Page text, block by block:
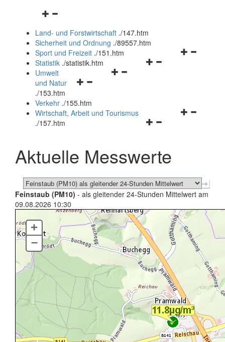
Navigationsmenü
und
schließen
Land- und Forstwirtschaft ./147.htm
Sicherheit und Ordnung ./89557.htm
Navigationsmenü
Sport und Freizeit ./151.htm
Navigationsmenü
Statistik ./statistik.htm
Navigationsmenü
und
schließen
Umwelt
und Natur
./153.htm
Verkehr ./155.htm
Navigationsmenü
schließen
Wirtschaft, Arbeit und Tourismus
./157.htm
Aktuelle Messwerte
Feinstaub (PM10) - als gleitender 24-Stunden Mittelwert am
09.08.2026 10:30
+
–